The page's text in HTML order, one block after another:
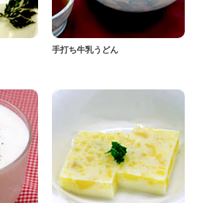
手打ち牛乳うどん